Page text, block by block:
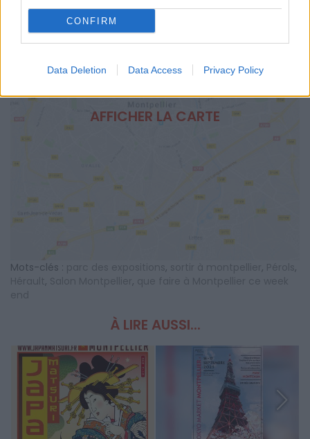
CONFIRM
Data Deletion Data Access Privacy Policy
AFFICHER LA CARTE
Mots-clés : , ,
,
, ,
À LIRE AUSSI...